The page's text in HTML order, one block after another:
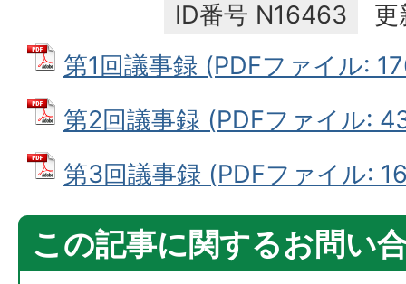
ID番号 N16463
更
第1回議事録 (PDFファイル:
第2回議事録 (PDFファイル:
第3回議事録 (PDFファイル:
この記事に関するお問い